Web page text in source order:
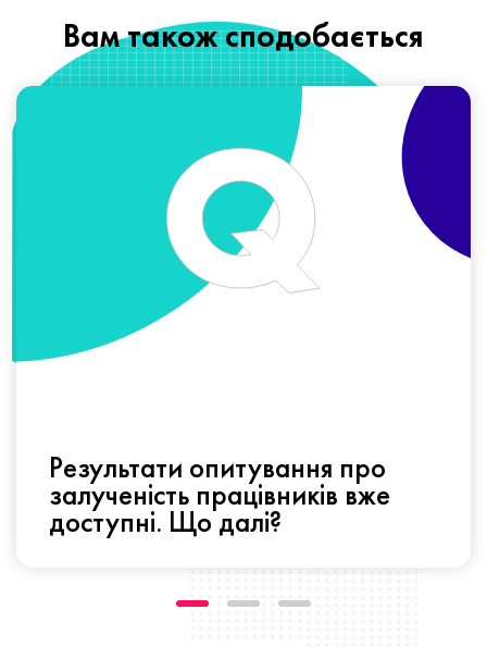
Вам також сподобається
Результати опитування про
залученість працівників вже
доступні. Що далі?